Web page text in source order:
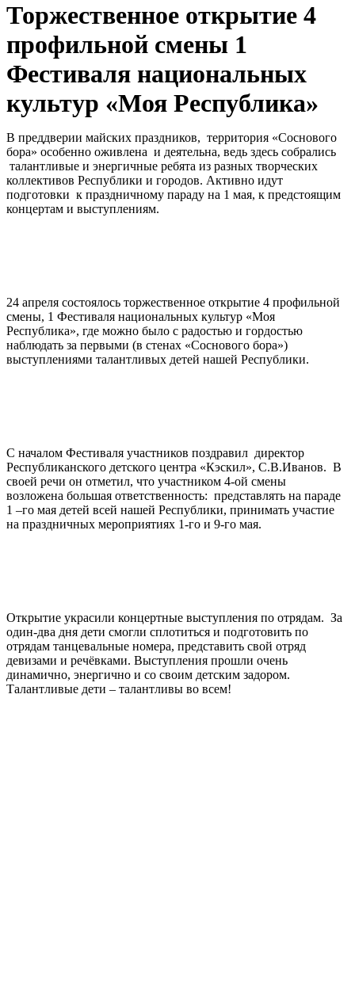
Торжественное открытие 4
профильной смены 1
Фестиваля национальных
культур «Моя Республика»
В преддверии майских праздников, территория «Соснового
бора» особенно оживлена и деятельна, ведь здесь собрались
талантливые и энергичные ребята из разных творческих
коллективов Республики и городов. Активно идут
подготовки к праздничному параду на 1 мая, к предстоящим
концертам и выступлениям.
24 апреля состоялось торжественное открытие 4 профильной
смены, 1 Фестиваля национальных культур «Моя
Республика», где можно было с радостью и гордостью
наблюдать за первыми (в стенах «Соснового бора»)
выступлениями талантливых детей нашей Республики.
С началом Фестиваля участников поздравил директор
Республиканского детского центра «Кэскил», С.В.Иванов. В
своей речи он отметил, что участником 4-ой смены
возложена большая ответственность: представлять на параде
1 –го мая детей всей нашей Республики, принимать участие
на праздничных мероприятиях 1-го и 9-го мая.
Открытие украсили концертные выступления по отрядам. За
один-два дня дети смогли сплотиться и подготовить по
отрядам танцевальные номера, представить свой отряд
девизами и речёвками. Выступления прошли очень
динамично, энергично и со своим детским задором.
Талантливые дети – талантливы во всем!